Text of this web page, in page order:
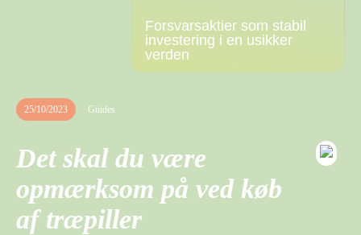
Forsvarsaktier som stabil
investering i en usikker
verden
25/10/2023 Guides
Det skal du være
opmærksom på ved køb
af træpiller